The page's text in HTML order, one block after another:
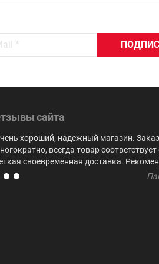
сайта
хороший, надежный магазин.
всегда товар
своевременная доставка.